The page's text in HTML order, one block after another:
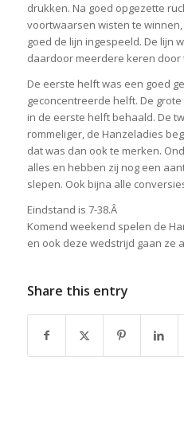
drukken. Na goed opgezette
voortwaarsen wisten te
goed de lijn ingespeeld. De lijn
daardoor meerdere keren door
De eerste helft was een goed
geconcentreerde helft. De
in de eerste helft behaald. De
rommeliger, de Hanzeladies
dat was dan ook te merken.
alles en hebben zij nog een
slepen. Ook bijna alle
Eindstand is 7-38.Â
Komend weekend spelen de
en ook deze wedstrijd gaan ze
Share this entry